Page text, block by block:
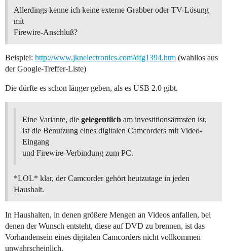
Allerdings kenne ich keine externe Grabber oder TV-Lösung
mit
Firewire-Anschluß?
Beispiel: http://www.jknelectronics.com/dfg1394.htm (wahllos aus
der Google-Treffer-Liste)
Die dürfte es schon länger geben, als es USB 2.0 gibt.
Eine Variante, die gelegentlich am investitionsärmsten ist,
ist die Benutzung eines digitalen Camcorders mit Video-
Eingang
und Firewire-Verbindung zum PC.
*LOL* klar, der Camcorder gehört heutzutage in jeden
Haushalt.
In Haushalten, in denen größere Mengen an Videos anfallen, bei
denen der Wunsch entsteht, diese auf DVD zu brennen, ist das
Vorhandensein eines digitalen Camcorders nicht vollkommen
unwahrscheinlich.